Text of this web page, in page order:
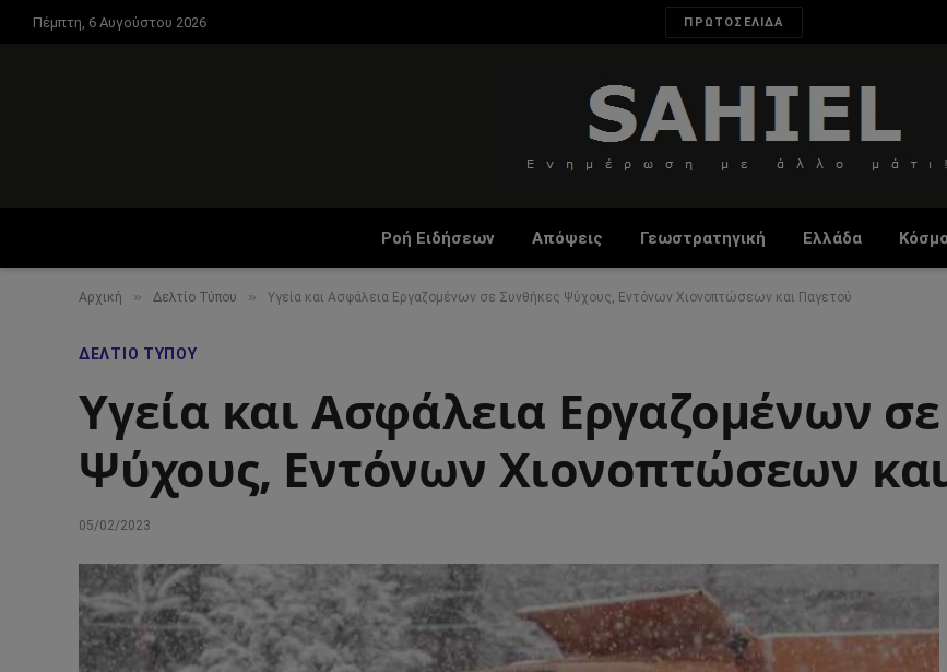
Πέμπτη, 6 Αυγούστου 2026 ΠΡΩΤΟΣΕΛΙΔΑ
Ροή Ειδήσεων Απόψεις Γεωστρατηγική Ελλάδα
Αρχική » Δελτίο Τύπου » Υγεία και Ασφάλεια Εργαζομένων σε Συνθήκες Ψύχους, Εντόνων Χιονοπτώσεων και Παγετού
ΔΕΛΤΊΟ ΤΎΠΟΥ
Υγεία και Ασφάλεια Εργαζομένων
Ψύχους, Εντόνων Χιονοπτώσεων
05/02/2023